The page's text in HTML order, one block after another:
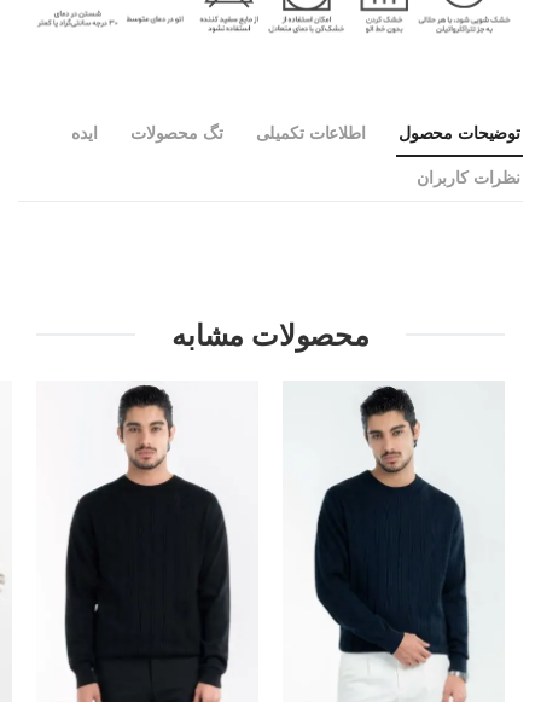
توضیحات محصول اطلاعات تکمیلی تگ محصولات ایده
نظرات کاربران
محصولات مشابه